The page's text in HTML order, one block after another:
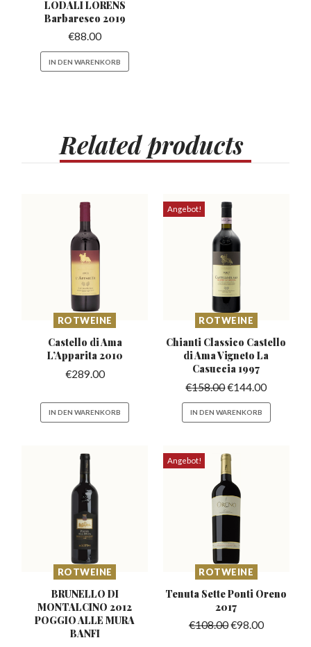
LODALI LORENS
Barbaresco 2019
€88.00
IN DEN WARENKORB
Relatedproducts
ROTWEINE
Castello di Ama
L’Apparita 2010
€289.00
IN DEN WARENKORB
Angebot!
ROTWEINE
Chianti Classico Castello
diAma Vigneto La
Casuccia 1997
€158.00€144.00
IN DEN WARENKORB
ROTWEINE
BRUNELLO DI
MONTALCINO 2012
POGGIO ALLE MURA
BANFI
Angebot!
ROTWEINE
Tenuta Sette Ponti Oreno
2017
€108.00€98.00